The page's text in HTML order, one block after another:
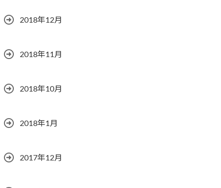
2018年12月
2018年11月
2018年10月
2018年1月
2017年12月